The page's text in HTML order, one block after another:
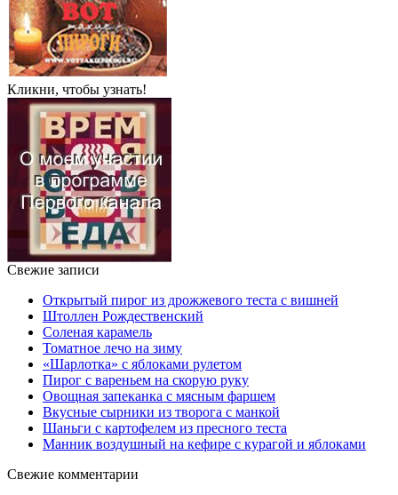
Кликни, чтобы узнать!
Свежие записи
Открытый пирог из дрожжевого теста с вишней
Штоллен Рождественский
Соленая карамель
Томатное лечо на зиму
«Шарлотка» с яблоками рулетом
Пирог с вареньем на скорую руку
Овощная запеканка с мясным фаршем
Вкусные сырники из творога с манкой
Шаньги с картофелем из пресного теста
Манник воздушный на кефире с курагой и яблоками
Свежие комментарии